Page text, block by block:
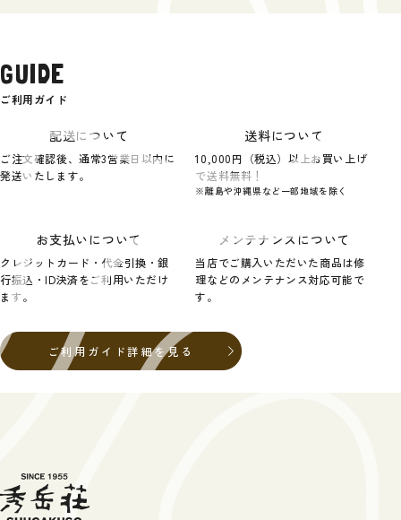
GUIDE
ご利用ガイド
配送について
ご注文確認後、通常3営業日以内に
発送いたします。
送料について
10,000円（税込）以上お買い上げ
で送料無料！
※離島や沖縄県など一部地域を除く
お支払いについて
クレジットカード・代金引換・銀
行振込・ID決済をご利用いただけ
ます。
メンテナンスについて
当店でご購入いただいた商品は修
理などのメンテナンス対応可能で
す。
ご利用ガイド詳細を見る